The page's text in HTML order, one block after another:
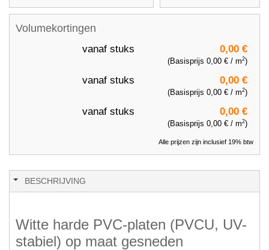
Volumekortingen
vanaf stuks 0,00 €
(Basisprijs 0,00 € / m2)
vanaf stuks 0,00 €
(Basisprijs 0,00 € / m2)
vanaf stuks 0,00 €
(Basisprijs 0,00 € / m2)
Alle prijzen zijn inclusief 19% btw
BESCHRIJVING
Witte harde PVC-platen (PVCU, UV-
stabiel) op maat gesneden